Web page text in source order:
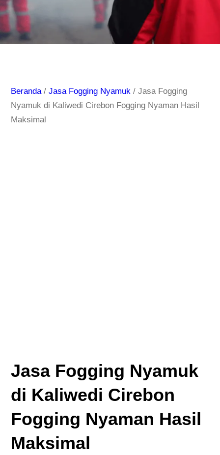
Beranda /Jasa Fogging Nyamuk / Jasa Fogging
Nyamuk di Kaliwedi Cirebon Fogging Nyaman Hasil
Maksimal
Jasa Fogging Nyamuk
di Kaliwedi Cirebon
Fogging Nyaman Hasil
Maksimal